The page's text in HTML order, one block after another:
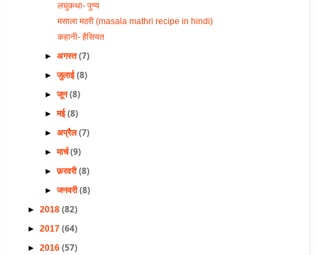
लघुकथा- पुण्य
मसाला मठरी (masala mathri recipe in hindi)
कहानी- हैसियत
►अगस्त(7)
►जुलाई(8)
►जून(8)
►मई(8)
►अप्रैल(7)
►मार्च(9)
►फ़रवरी(8)
►जनवरी(8)
►2018(82)
►2017(64)
►2016(57)